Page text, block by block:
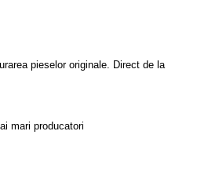
pieselor originale. Direct de la
mari producatori